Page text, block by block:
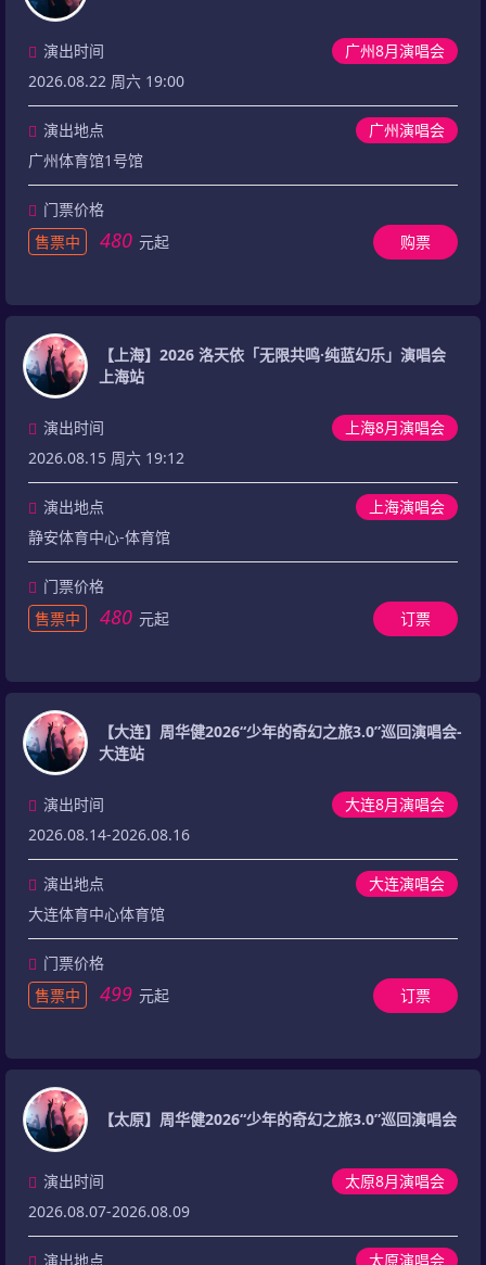
广州8月演唱会
演出时间
2026.08.22 周六 19:00
演出地点
广州演唱会
广州体育馆1号馆
门票价格
售票中
480 元起 购票
【上海】2026 洛天依「无限共鸣·纯蓝幻乐」演唱会
上海站
上海8月演唱会
演出时间
2026.08.15 周六 19:12
演出地点
上海演唱会
静安体育中心-体育馆
门票价格
售票中
480 元起 订票
【大连】周华健2026“少年的奇幻之旅3.0”巡回演唱会-
大连站
大连8月演唱会
演出时间
2026.08.14-2026.08.16
演出地点
大连演唱会
大连体育中心体育馆
门票价格
售票中
499 元起 订票
【太原】周华健2026“少年的奇幻之旅3.0”巡回演唱会
太原8月演唱会
演出时间
2026.08.07-2026.08.09
演出地点 太原演唱会